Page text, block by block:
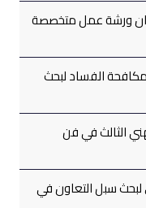
ورشة عمل متخصصة
الفساد لبحث
الثالث في فن
سبل التعاون في